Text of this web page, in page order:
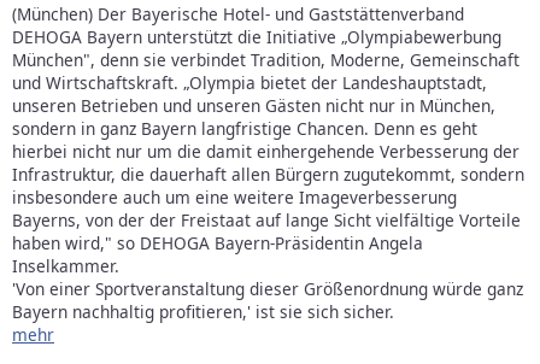
(München) Der Bayerische Hotel- und Gaststättenverband
DEHOGA Bayern unterstützt die Initiative „Olympiabewerbung
München", denn sie verbindet Tradition, Moderne, Gemeinschaft
und Wirtschaftskraft. „Olympia bietet der Landeshauptstadt,
unseren Betrieben und unseren Gästen nicht nur in München,
sondern in ganz Bayern langfristige Chancen. Denn es geht
hierbei nicht nur um die damit einhergehende Verbesserung der
Infrastruktur, die dauerhaft allen Bürgern zugutekommt, sondern
insbesondere auch um eine weitere Imageverbesserung
Bayerns, von der der Freistaat auf lange Sicht vielfältige Vorteile
haben wird," so DEHOGA Bayern-Präsidentin Angela
Inselkammer.
'Von einer Sportveranstaltung dieser Größenordnung würde ganz
Bayern nachhaltig profitieren,' ist sie sich sicher.
mehr